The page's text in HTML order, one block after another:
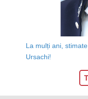
La mulți ani,
Ursachi!